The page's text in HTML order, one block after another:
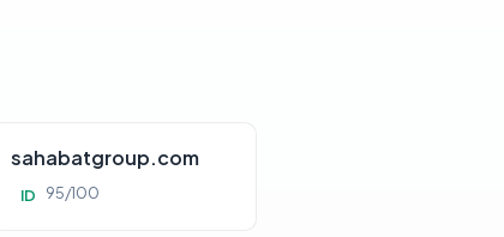
sahabatgroup.com
ID 95/100